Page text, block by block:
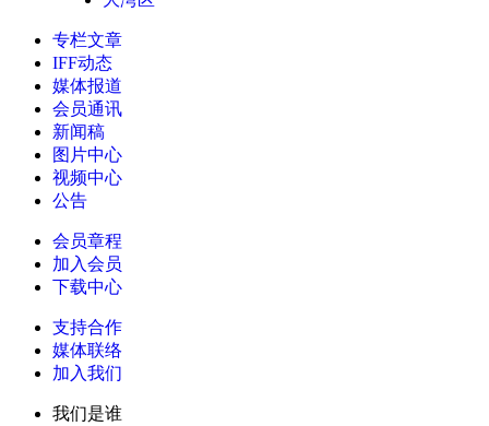
专栏文章
IFF动态
媒体报道
会员通讯
新闻稿
图片中心
视频中心
公告
会员章程
加入会员
下载中心
支持合作
媒体联络
加入我们
我们是谁